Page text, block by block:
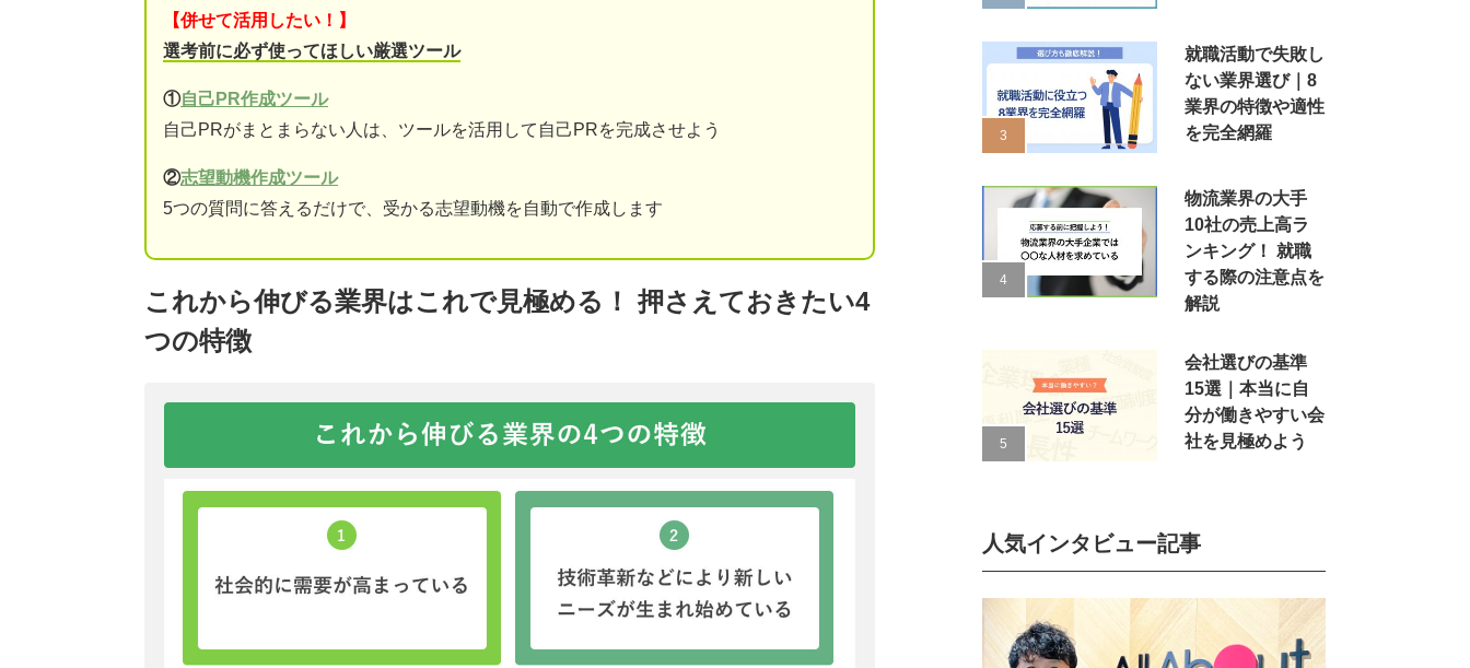
【併せて活用したい！】
選考前に必ず使ってほしい厳選ツール
①自己PR作成ツール
自己PRがまとまらない人は、ツールを活用して自己PRを完成させよう
②志望動機作成ツール
5つの質問に答えるだけで、受かる志望動機を自動で作成します
これから伸びる業界はこれで見極める！ 押さえておきたい4
つの特徴
就職活動で失敗し
ない業界選び｜8
業界の特徴や適性
を完全網羅
物流業界の大手
10社の売上高ラ
ンキング！ 就職
する際の注意点を
解説
会社選びの基準
15選｜本当に自
分が働きやすい会
社を見極めよう
人気インタビュー記事